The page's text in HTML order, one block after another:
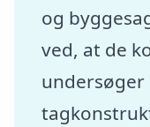
og
ved, at de